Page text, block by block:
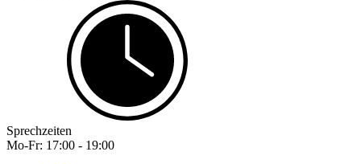
Sprechzeiten
Mo-Fr: 17:00 - 19:00